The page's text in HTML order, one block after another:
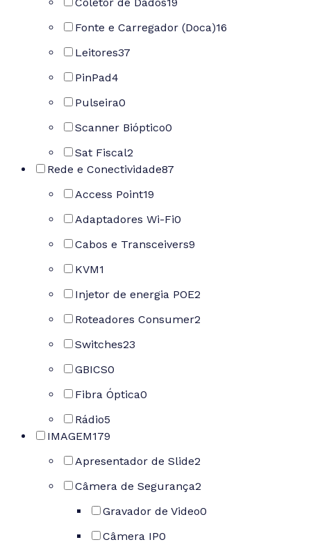
Fonte e Carregador (Doca)16
Leitores37
PinPad4
Pulseira0
Scanner Bióptico0
Sat Fiscal2
Rede e Conectividade87
Access Point19
Adaptadores Wi-Fi0
Cabos e Transceivers9
KVM1
Injetor de energia POE2
Roteadores Consumer2
Switches23
GBICS0
Fibra Óptica0
Rádio5
IMAGEM179
Apresentador de Slide2
Câmera de Segurança2
Gravador de Video0
Câmera IP0